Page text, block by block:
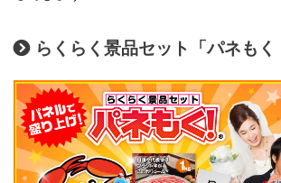
らくらく景品セット「パネもく